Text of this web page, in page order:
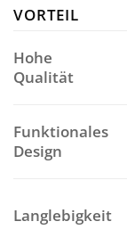
VORTEIL
Hohe
Qualität
Funktionales
Design
Langlebigkeit